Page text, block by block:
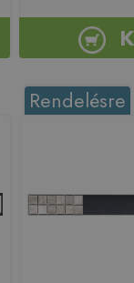
Rendelésre